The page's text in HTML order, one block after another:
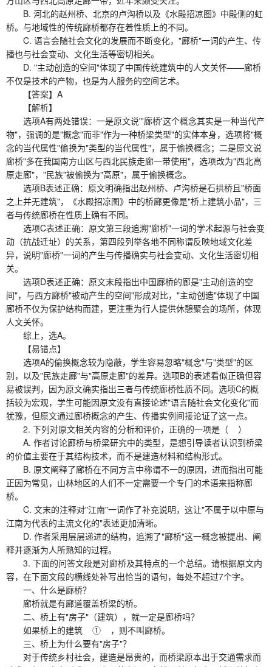
B. 河北的赵州桥、北京的卢沟桥以及《水殿招凉图》中殿侧的虹
桥。与地域性的传统廊桥都存在着性质上的不同。
C. 语言会随社会文化的发展而不断变化，"廊桥"一词的产生、传
播也与社会变动、文化生活等密切相关。
D. "主动创造的空间"体现了中国传统建筑中的人文关怀——廊桥
不仅是技术的产物，也是为人服务的空间艺术。
【答案】A
【解析】
选项A有两处错误：一是原文说"'廊桥'这个概念其实是一种当代产
物"，强调的是"概念"而非"作为一种桥梁类型"的实体本身，选项将"概
念的当代属性"偷换为"类型的当代属性"，属于偷换概念；二是原文说
廊桥"多在我国南方山区与西北民族走廊一带使用"，选项改为"西北高
原走廊"，"民族"被偷换为"高原"，属于偷换概念。
选项B表述正确：原文明确指出赵州桥、卢沟桥是石拱桥且"桥面
之上并无建筑"，《水殿招凉图》中的桥廊更像是"桥上建筑小品"，三
者与传统廊桥在性质上确有不同。
选项C表述正确：原文第三段追溯"廊桥"一词的学术起源与社会变
动（抗战迁址）的关系，第四段列举各地不同称谓反映地域文化差
异，说明"廊桥"一词的产生与传播确实与社会变动、文化生活密切相
关。
选项D表述正确：原文末段指出中国廊桥的廊是"主动创造的空
间"，与西方廊桥"被动产生的空间"形成对比，"主动创造"体现了中国
廊桥不仅为保护结构而建，更注重为行人提供休憩聚会的场所，体现
人文关怀。
综上，选A。
【易错点】
选项A的偷换概念较为隐蔽，学生容易忽略"概念"与"类型"的区
别，以及"民族走廊"与"高原走廊"的差异。选项B的表述看似正确但容
易被误判，因为原文确实指出三者与传统廊桥性质不同。选项C的概
括较为宏观，学生可能因原文没有直接论述"语言随社会文化变化"而
犹豫，但原文通过廊桥概念的产生、传播实例间接论证了这一点。
2. 下列对原文相关内容的分析和评价，正确的一项是（ ）
A. 作者讨论廊桥与桥梁研究中的类型，是想引导读者认识到桥梁
的价值主要在于其结构技术，而不是建造材料和结构形式。
B. 原文阐释了廊桥在不同方言中称谓不一的原因，进而指出可能
正因为常见，山林地区的人们不一定需要一个专门的术语来指称廊
桥。
C. 文末的注释对"江南"一词作了补充说明，这让"不属于以中原与
江南为代表的主流文化的"表述更加清晰。
D. 作者采用层层递进的结构，追溯了"廊桥"这一概念被提出、阐
释并逐渐为人所熟知的过程。
3. 下面的问答文段是对廊桥及其特点的一个总结。请根据原文内
容，在下面文段的横线处补写出恰当的语句，每处不超过7个字。
一、什么是廊桥？
廊桥就是有廊道覆盖桥梁的桥。
二、桥上有"房子"（建筑），就一定是廊桥吗？
如果桥上的建筑 ① ，则不叫廊桥。
三、桥上为什么要有"房子"？
对于传统乡村社会，建造是昂贵的，而桥梁原本出于交通需求而